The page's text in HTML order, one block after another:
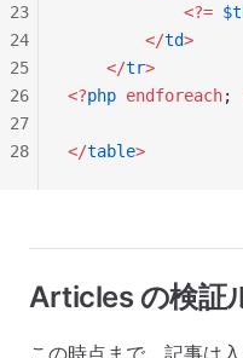
            <?=
        </
td>
    </
tr>
<?php endforeach;
</table>
23
24
25
26
27
28
Articles の検証
この時点まで、記事は